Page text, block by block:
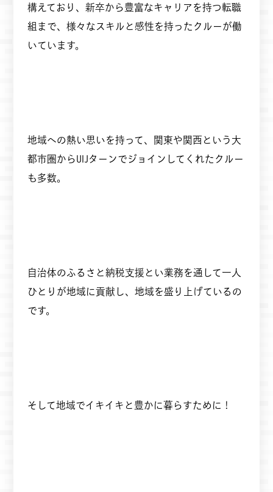
構えており、新卒から豊富なキャリアを持つ転職
組まで、様々なスキルと感性を持ったクルーが働
いています。
地域への熱い思いを持って、関東や関西という大
都市圏からUIJターンでジョインしてくれたクルー
も多数。
自治体のふるさと納税支援とい業務を通して一人
ひとりが地域に貢献し、地域を盛り上げているの
です。
そして地域でイキイキと豊かに暮らすために！